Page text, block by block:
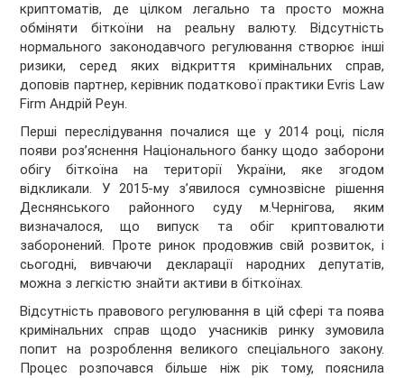
криптоматів, де цілком легально та просто можна
обміняти біткоїнина реальну валюту. Відсутність
нормального законодавчого регулювання створює інші
ризики, серед яких відкриття кримінальних справ,
доповів партнер, керівник податкової практикиEvris Law
Firm Андрій Реун.
Перші переслідування почалися ще у 2014 році, після
появи роз’яснення Національного банку щодо заборони
обігу біткоїна на території України, яке згодом
відкликали. У 2015-му з’явилося сумнозвісне рішення
Деснянського районного суду м.Чернігова, яким
визначалося, що випуск та обіг криптовалюти
заборонений. Проте ринок продовжив свій розвиток, і
сьогодні, вивчаючи декларації народних депутатів,
можна з легкістю знайти активи в біткоїнах.
Відсутність правового регулювання в цій сфері та поява
кримінальних справ щодо учасників ринку зумовила
попит на розроблення великого спеціального закону.
Процес розпочався більше ніж рік тому, пояснила